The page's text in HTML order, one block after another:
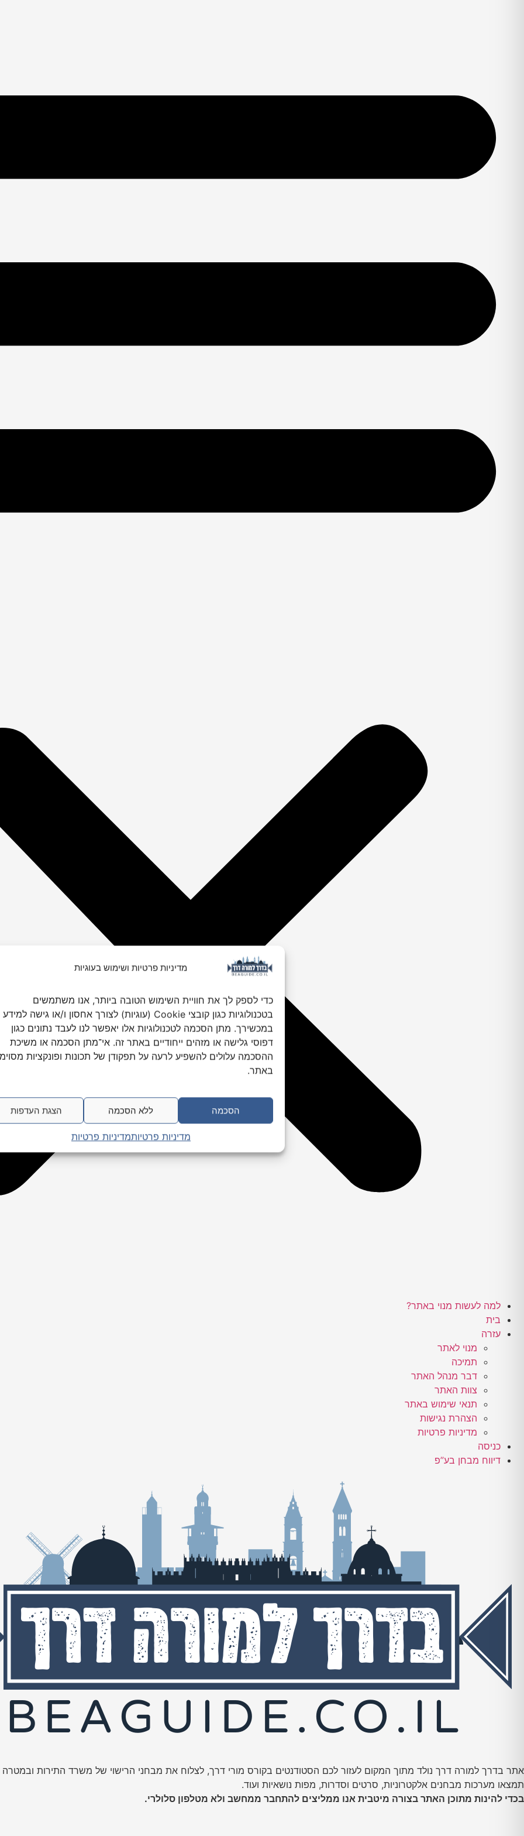
מדיניות פרטיות ושימוש בעוגיות
כדי לספק לך את חוויית השימוש הטובה ביותר, אנו משתמשים
בטכנולוגיות כגון קובצי Cookie (עוגיות) לצורך אחסון ו/או גישה למידע
במכשירך. מתן הסכמה לטכנולוגיות אלו יאפשר לנו לעבד נתונים כגון
דפוסי גלישה או מזהים ייחודיים באתר זה. אי־מתן הסכמה או משיכת
ההסכמה עלולים להשפיע לרעה על תפקודן של תכונות ופונקציות
באתר.
הסכמה ללא הסכמה הצגת העדפות
מדיניות פרטיותמדיניות פרטיות
למה לעשות מנוי באתר?
בית
עזרה
מנוי לאתר
תמיכה
דבר מנהל האתר
צוות האתר
תנאי שימוש באתר
הצהרת נגישות
מדיניות פרטיות
כניסה
דיווח מבחן בע”פ
אתר בדרך למורה דרך נולד מתוך המקום לעזור לכם הסטודנטים בקורס מורי דרך, לצלוח את מבחני הרישוי של משרד התירות ובמטרה
תמצאו מערכות מבחנים אלקטרוניות, סרטים וסדרות, מפות נושאיות ועוד.
בכדי להינות מתוכן האתר בצורה מיטבית אנו ממליצים להתחבר ממחשב ולא מטלפון סלולרי.